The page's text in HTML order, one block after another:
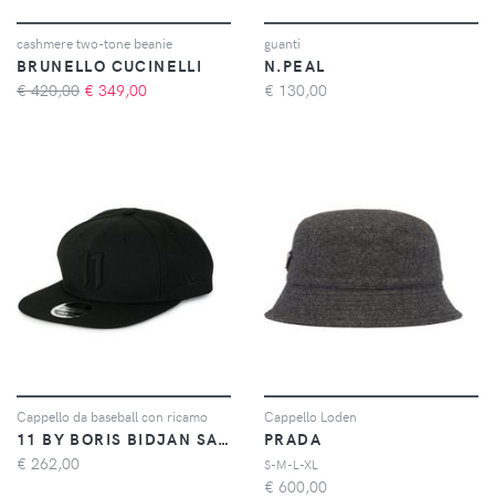
cashmere two-tone beanie
BRUNELLO CUCINELLI
€ 420,00 € 349,00
guanti
N.PEAL
€ 130,00
Cappello da baseball con ricamo
11 BY BORIS BIDJAN SABERI
€ 262,00
Cappello Loden
PRADA
S-M-L-XL
€ 600,00